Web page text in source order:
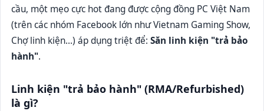
cầu, một mẹo cực hot đang được cộng đồng PC Việt Nam
(trên các nhóm Facebook lớn như Vietnam Gaming Show,
Chợ linh kiện...) áp dụng triệt để:Săn linh kiện "trả bảo
hành".
Linh kiện "trả bảo hành" (RMA/Refurbished)
là gì?